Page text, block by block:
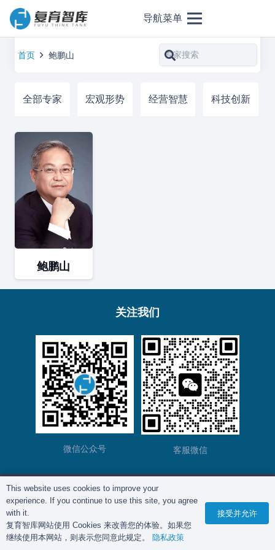
导航菜单
首页 鲍鹏山
全部专家 宏观形势 经营智慧 科技创新
鲍鹏山
关注我们
微信公众号 客服微信
版权所有©复育智库2012 – 2025年 |
This website uses cookies to improve your
experience. If you continue to use this site, you agree
with it.
复育智库网站使用 Cookies 来改善您的体验。如果您
继续使用本网站，则表示您同意此规定。 隐私政策
接受并允许